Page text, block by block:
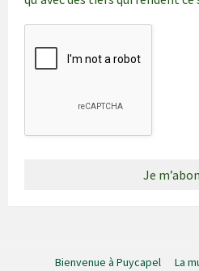
Bienvenue à Puycapel La